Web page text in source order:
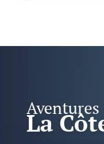
La